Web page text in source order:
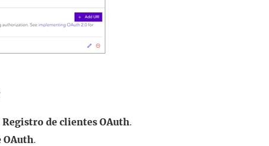
Registro de clientes OAuth.
OAuth.